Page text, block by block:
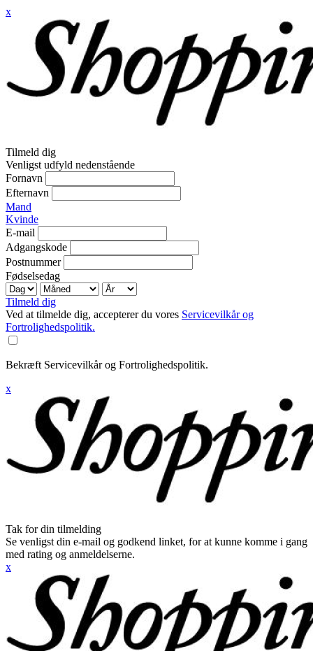
x
Tilmeld dig
Venligst udfyld nedenstående
Fornavn
Efternavn
Mand
Kvinde
E-mail
Adgangskode
Postnummer
Fødselsedag
Tilmeld dig
Ved at tilmelde dig, accepterer du vores Servicevilkår og
Fortrolighedspolitik.
Bekræft Servicevilkår og Fortrolighedspolitik.
x
Tak for din tilmelding
Se venligst din e-mail og godkend linket, for at kunne komme i gang
med rating og anmeldelserne.
x